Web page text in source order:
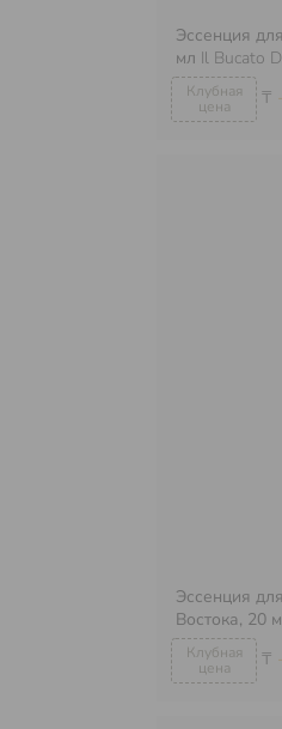
₸
Эссенция
мл Il Bucato
₸
Эссенция
Востока, 20